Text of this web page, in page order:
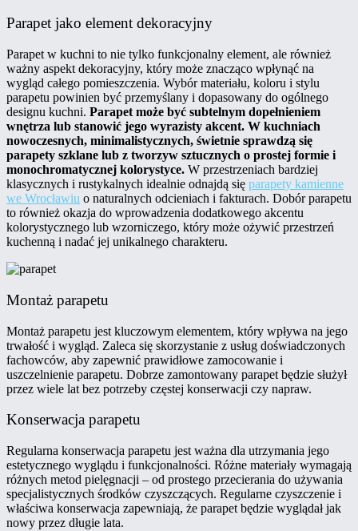
Parapet jako element dekoracyjny
Parapet w kuchni to nie tylko funkcjonalny element, ale również
ważny aspekt dekoracyjny, który może znacząco wpłynąć na
wygląd całego pomieszczenia. Wybór materiału, koloru i stylu
parapetu powinien być przemyślany i dopasowany do ogólnego
designu kuchni. Parapet może być subtelnym dopełnieniem
wnętrza lub stanowić jego wyrazisty akcent. W kuchniach
nowoczesnych, minimalistycznych, świetnie sprawdzą się
parapety szklane lub z tworzyw sztucznych o prostej formie i
monochromatycznej kolorystyce. W przestrzeniach bardziej
klasycznych i rustykalnych idealnie odnajdą się parapety kamienne
we Wrocławiu o naturalnych odcieniach i fakturach. Dobór parapetu
to również okazja do wprowadzenia dodatkowego akcentu
kolorystycznego lub wzorniczego, który może ożywić przestrzeń
kuchenną i nadać jej unikalnego charakteru.
Montaż parapetu
Montaż parapetu jest kluczowym elementem, który wpływa na jego
trwałość i wygląd. Zaleca się skorzystanie z usług doświadczonych
fachowców, aby zapewnić prawidłowe zamocowanie i
uszczelnienie parapetu. Dobrze zamontowany parapet będzie służył
przez wiele lat bez potrzeby częstej konserwacji czy napraw.
Konserwacja parapetu
Regularna konserwacja parapetu jest ważna dla utrzymania jego
estetycznego wyglądu i funkcjonalności. Różne materiały wymagają
różnych metod pielęgnacji – od prostego przecierania do używania
specjalistycznych środków czyszczących. Regularne czyszczenie i
właściwa konserwacja zapewniają, że parapet będzie wyglądał jak
nowy przez długie lata.